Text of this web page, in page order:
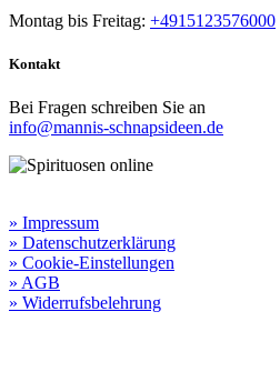
Montag bis Freitag: +4915123576000
Kontakt
Bei Fragen schreiben Sie an
info@mannis-schnapsideen.de
» Impressum
» Datenschutzerklärung
» Cookie-Einstellungen
» AGB
» Widerrufsbelehrung